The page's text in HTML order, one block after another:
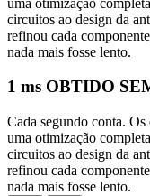
circuitos ao design da
refinou cada
nada mais fosse lento.
1 ms OBTIDO
Cada segundo conta.
uma otimização
circuitos ao design da
refinou cada
nada mais fosse lento.